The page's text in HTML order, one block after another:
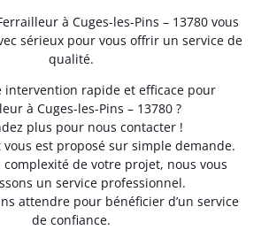
à Cuges-les-Pins – 13780 vous
sérieux pour vous offrir un service de
qualité.
intervention rapide et efficace pour
à Cuges-les-Pins – 13780 ?
plus pour nous contacter !
est proposé sur simple demande.
complexité de votre projet, nous vous
un service professionnel.
attendre pour bénéficier d’un service
de confiance.